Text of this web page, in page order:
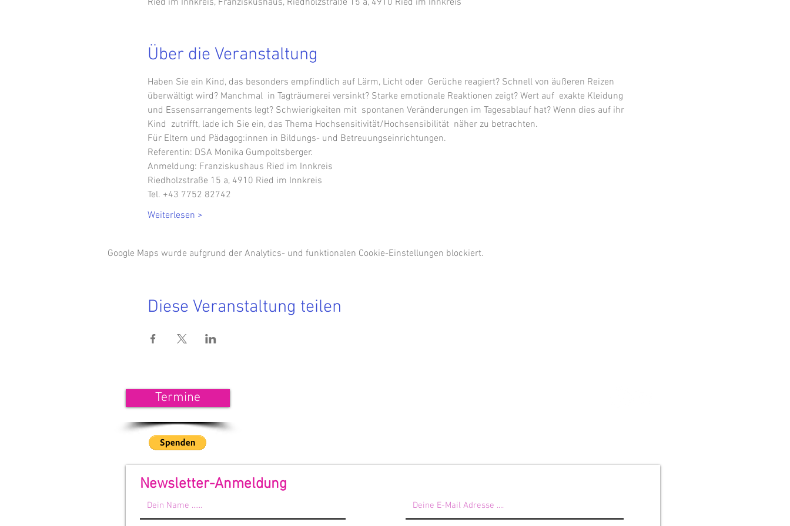
Ried im Innkreis, Franziskushaus, Riedholzstraße 15 a, 4910 Ried im Innkreis
Über die Veranstaltung
Haben Sie ein Kind, das besonders empfindlich auf Lärm, Licht oder  Gerüche reagiert? Schnell von äußeren Reizen
überwältigt wird? Manchmal  in Tagträumerei versinkt? Starke emotionale Reaktionen zeigt? Wert auf  exakte Kleidung
und Essensarrangements legt? Schwierigkeiten mit  spontanen Veränderungen im Tagesablauf hat? Wenn dies auf ihr
Kind  zutrifft, lade ich Sie ein, das Thema Hochsensitivität/Hochsensibilität  näher zu betrachten.
Für Eltern und Pädagog:innen in Bildungs- und Betreuungseinrichtungen.
Referentin: DSA Monika Gumpoltsberger.
Anmeldung: Franziskushaus Ried im Innkreis
Riedholzstraße 15 a, 4910 Ried im Innkreis
Tel. +43 7752 82742
Weiterlesen >
Google Maps wurde aufgrund der Analytics- und funktionalen Cookie-Einstellungen blockiert.
Diese Veranstaltung teilen
Termine
Newsletter-Anmeldung